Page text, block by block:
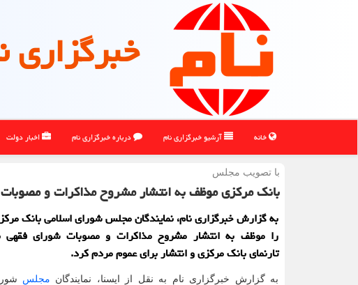
خبرگزاری
خانه آرشیو خبرگزاری نام درباره خبرگزاری نام اخبار دولت
با تصویب مجلس
بانک مرکزی موظف به انتشار مشروح مذاکرات و
به گزارش خبرگزاری نام، نمایندگان مجلس شورای اسلامی بانک
را موظف به انتشار مشروح مذاکرات و مصوبات شورای فقهی
تارنمای بانک مرکزی و انتشار برای عموم مردم کرد.
به گزارش خبرگزاری نام به نقل از ایسنا، نمایندگان مجلس